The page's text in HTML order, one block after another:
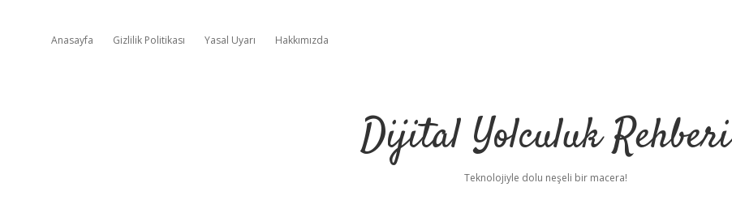
Anasayfa Gizlilik Politikası Yasal Uyarı Hakkımızda
Dijital Yolculuk Rehberi
Teknolojiyle dolu neşeli bir macera!